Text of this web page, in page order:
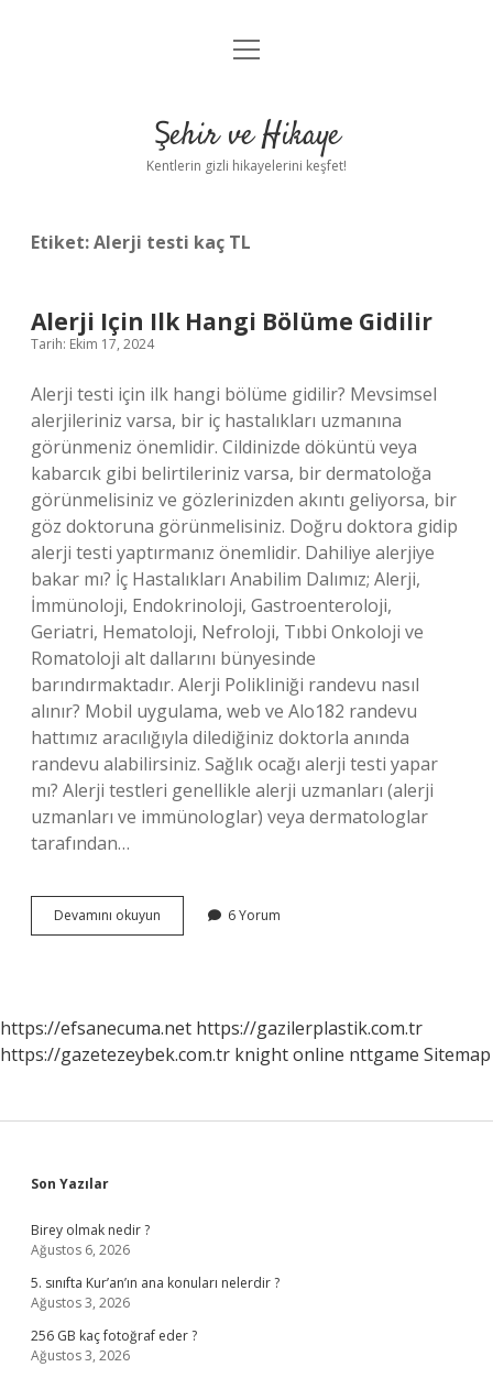
Anasayfa
Yasal Uyarı
menüyü
Şehir ve Hikaye
Kentlerin gizli hikayelerini keşfet!
Etiket:Alerji testi kaç TL
Alerji Için Ilk Hangi Bölüme Gidilir
Tarih: Ekim 17, 2024
Alerji testi için ilk hangi bölüme gidilir? Mevsimsel
alerjileriniz varsa, bir iç hastalıkları uzmanına
görünmeniz önemlidir. Cildinizde döküntü veya
kabarcık gibi belirtileriniz varsa, bir dermatoloğa
görünmelisiniz ve gözlerinizden akıntı geliyorsa, bir
göz doktoruna görünmelisiniz. Doğru doktora gidip
alerji testi yaptırmanız önemlidir. Dahiliye alerjiye
bakar mı? İç Hastalıkları Anabilim Dalımız; Alerji,
İmmünoloji, Endokrinoloji, Gastroenteroloji,
Geriatri, Hematoloji, Nefroloji, Tıbbi Onkoloji ve
Romatoloji alt dallarını bünyesinde
barındırmaktadır. Alerji Polikliniği randevu nasıl
alınır? Mobil uygulama, web ve Alo182 randevu
hattımız aracılığıyla dilediğiniz doktorla anında
randevu alabilirsiniz. Sağlık ocağı alerji testi yapar
mı? Alerji testleri genellikle alerji uzmanları (alerji
uzmanları ve immünologlar) veya dermatologlar
tarafından…
Devamını okuyun
Için
6 Yorum
https://efsanecuma.net https://gazilerplastik.com.tr
https://gazetezeybek.com.tr knight online nttgame Sitemap
Sidebar
Son Yazılar
Birey olmak nedir ?
Ağustos 6, 2026
5. sınıfta Kur’an’ın ana konuları nelerdir ?
Ağustos 3, 2026
256 GB kaç fotoğraf eder ?
Ağustos 3, 2026